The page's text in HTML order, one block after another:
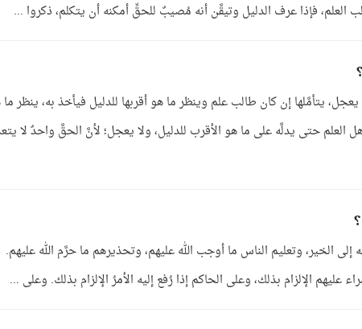
فإذا عرف الدليل وتيقَّن أنه مُصيبٌ للحقِّ أمكنه أن يتكلم، ذكروا ...
يتأمَّلها إن كان طالب علم وينظر ما هو أقربها للدليل فيأخذ به، ينظر
العلم حتى يدلَّه على ما هو الأقرب للدليل، ولا يعجل؛ لأنَّ الحقَّ واحدٌ لا
إلى الخير، وتعليم الناس ما أوجب الله عليهم، وتحذيرهم ما حرَّم الله عليهم.
عليهم الإلزام بذلك، وعلى الحاكم إذا رُفع إليه الأمرُ الإلزام بذلك. وعلى ...